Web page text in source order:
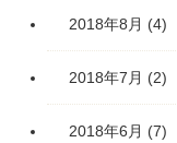
2018年8月 (4)
2018年7月 (2)
2018年6月 (7)